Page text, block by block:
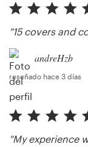
"15 covers and
andreHzb
reseñado hace 3 días
"My experience